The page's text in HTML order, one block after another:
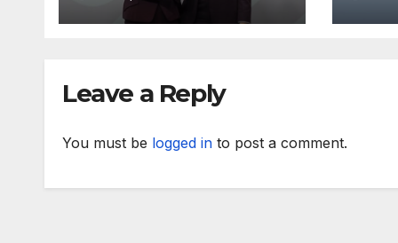
представи
българската
заседание на
въпроси“ в
Leave a Reply
You must be logged in to post a comment.